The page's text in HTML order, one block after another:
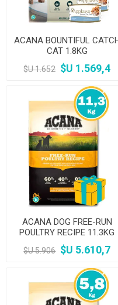
ACANA BOUNTIFUL
CAT 1.8KG
$U 1.652 $U 1.569,4
ACANA DOG FREE-RUN
POULTRY RECIPE 11.3KG
$U 5.906 $U 5.610,7